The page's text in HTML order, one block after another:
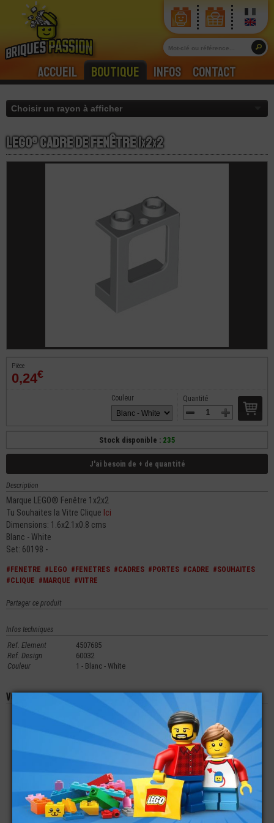
Accueil Boutique Infos Contact
LEGO® Cadre de Fenêtre 1x2x2
Pièce
0,24€
Quantité
Couleur
Stock disponible : 235
J'ai besoin de + de quantité
Description
Marque LEGO® Fenêtre 1x2x2
Tu Souhaites la Vitre Clique Ici
Dimensions: 1.6x2.1x0.8 cms
Blanc - White
Set: 60198 -
#FENETRE #LEGO #FENETRES #CADRES #PORTES #CADRE #SOUHAITES
#CLIQUE #MARQUE #VITRE
Partager ce produit
Infos techniques
Ref. Element
4507685
Ref. Design
60032
Couleur
1 - Blanc - White
Vous aimerez aussi les produits suivants
LEGO® PLATE 6X8
0,59€
LEGO® CADRE DE
FENÊTRE 1X2X2
0,20€
LEGO® ACCESSOIRE
MINI-FIGURINE
CADRE DE VÉLO
2,99€